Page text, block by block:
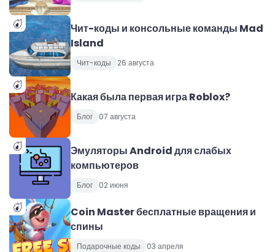
Чит-коды и консольные команды Mad
Island
Чит-коды 26 августа
Какая была первая игра Roblox?
Блог 07 августа
Эмуляторы Android для слабых
компьютеров
Блог 02 июня
Coin Master бесплатные вращения и
спины
Подарочные коды 03 апреля